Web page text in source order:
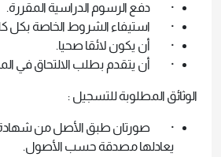
· دفع الرسوم الدراسية المقررة.
· استيفاء الشروط الخاصة بكل
· أن يكون لائقا صحيا.
· أن يتقدم بطلب الالتحاق في
الوثائق المطلوبة للتسجيل :
· صورتان طبق الأصل من شهادة
يعادلها مصدقة حسب الأصول.